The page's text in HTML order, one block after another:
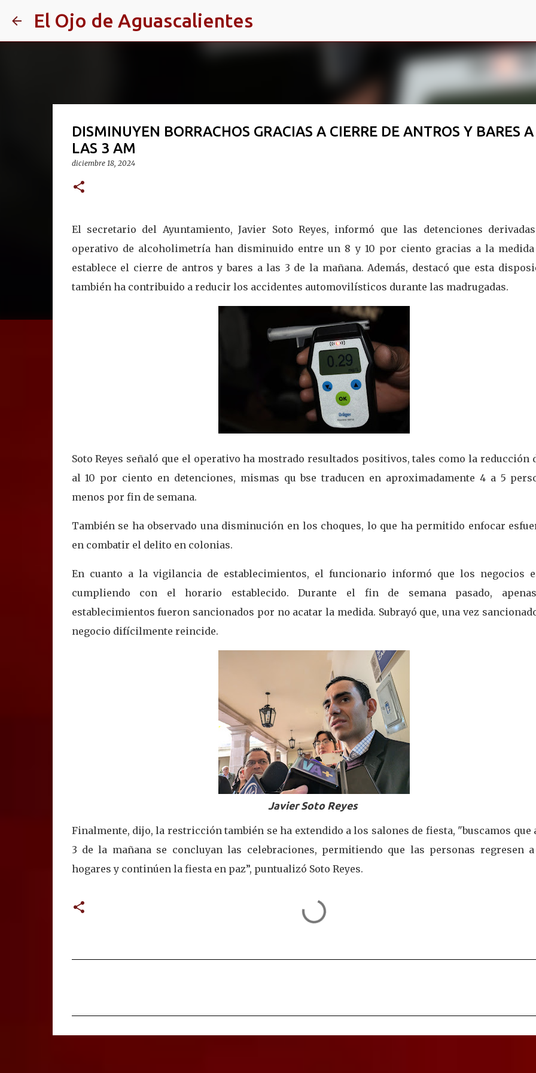
El Ojo de Aguascalientes
DISMINUYEN BORRACHOS GRACIAS A CIERRE DE ANTROS Y BARES A
LAS 3 AM
diciembre 18, 2024
El secretario del Ayuntamiento, Javier Soto Reyes, informó que las detenciones
operativo de alcoholimetría han disminuido entre un 8 y 10 por ciento gracias a la medida
establece el cierre de antros y bares a las 3 de la mañana. Además, destacó que esta
también ha contribuido a reducir los accidentes automovilísticos durante las madrugadas.
Soto Reyes señaló que el operativo ha mostrado resultados positivos, tales como la reducción
al 10 por ciento en detenciones, mismas qu bse traducen en aproximadamente 4 a 5
menos por fin de semana.
También se ha observado una disminución en los choques, lo que ha permitido enfocar
en combatir el delito en colonias.
En cuanto a la vigilancia de establecimientos, el funcionario informó que los negocios
cumpliendo con el horario establecido. Durante el fin de semana pasado,
establecimientos fueron sancionados por no acatar la medida. Subrayó que, una vez
negocio difícilmente reincide.
Javier Soto Reyes
Finalmente, dijo, la restricción también se ha extendido a los salones de fiesta, "buscamos que
3 de la mañana se concluyan las celebraciones, permitiendo que las personas regresen
hogares y continúen la fiesta en paz”, puntualizó Soto Reyes.